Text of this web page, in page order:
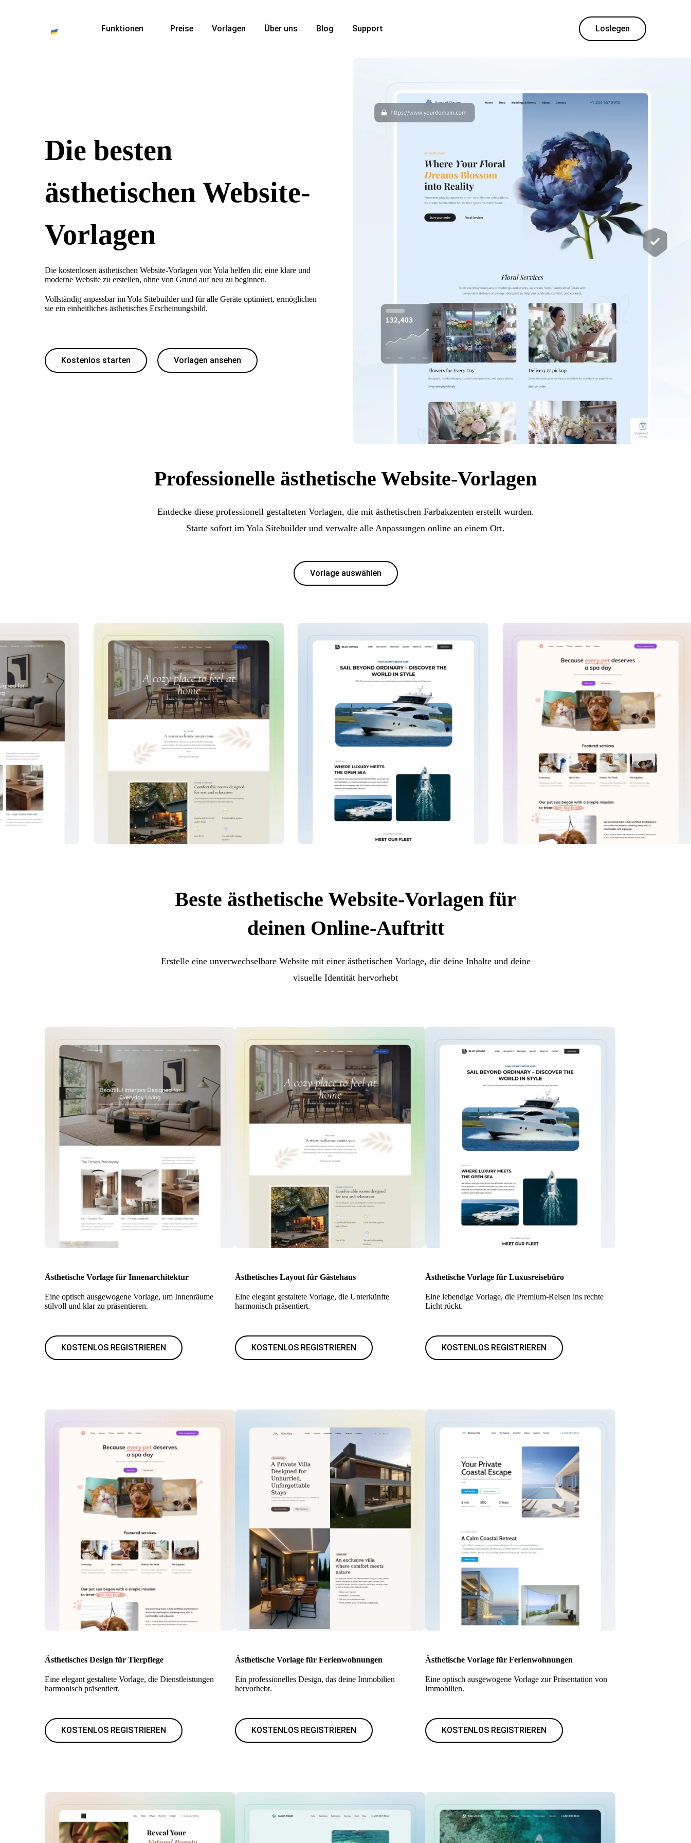
Funktionen Preise Vorlagen Über uns Blog Support Loslegen
Die besten
ästhetischen Website-
Vorlagen
Die kostenlosen ästhetischen Website-Vorlagen von Yola helfen dir, eine klare und
moderne Website zu erstellen, ohne von Grund auf neu zu beginnen.
Vollständig anpassbar im Yola Sitebuilder und für alle Geräte optimiert, ermöglichen
sie ein einheitliches ästhetisches Erscheinungsbild.
Kostenlos starten Vorlagen ansehen
Professionelle ästhetische Website-Vorlagen
Entdecke diese professionell gestalteten Vorlagen, die mit ästhetischen Farbakzenten erstellt wurden.
Starte sofort im Yola Sitebuilder und verwalte alle Anpassungen online an einem Ort.
Vorlage auswählen
Beste ästhetische Website-Vorlagen für
deinen Online-Auftritt
Erstelle eine unverwechselbare Website mit einer ästhetischen Vorlage, die deine Inhalte und deine
visuelle Identität hervorhebt
Ästhetische Vorlage für Innenarchitektur
Eine optisch ausgewogene Vorlage, um Innenräume
stilvoll und klar zu präsentieren.
KOSTENLOS REGISTRIEREN
Ästhetisches Layout für Gästehaus
Eine elegant gestaltete Vorlage, die Unterkünfte
harmonisch präsentiert.
KOSTENLOS REGISTRIEREN
Ästhetische Vorlage für Luxusreisebüro
Eine lebendige Vorlage, die Premium-Reisen ins rechte
Licht rückt.
KOSTENLOS REGISTRIEREN
Ästhetisches Design für Tierpflege
Eine elegant gestaltete Vorlage, die Dienstleistungen
harmonisch präsentiert.
KOSTENLOS REGISTRIEREN
Ästhetische Vorlage für Ferienwohnungen
Ein professionelles Design, das deine Immobilien
hervorhebt.
KOSTENLOS REGISTRIEREN
Ästhetische Vorlage für Ferienwohnungen
Eine optisch ausgewogene Vorlage zur Präsentation von
Immobilien.
KOSTENLOS REGISTRIEREN